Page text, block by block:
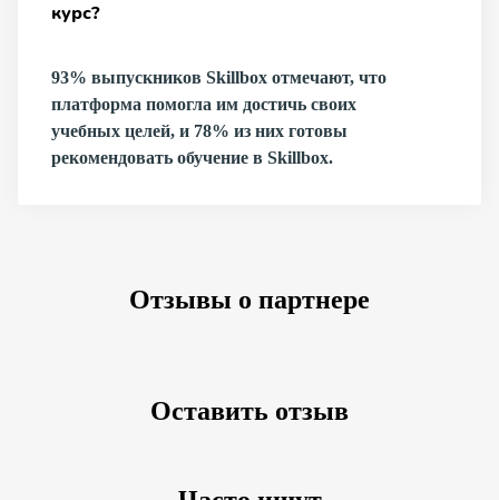
курс?
93% выпускников Skillbox отмечают, что
платформа помогла им достичь своих
учебных целей, и 78% из них готовы
рекомендовать обучение в Skillbox.
Отзывы о партнере
Оставить отзыв